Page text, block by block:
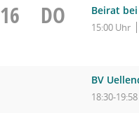
16 DO Beirat
15:00 Uhr
BV
18:30-